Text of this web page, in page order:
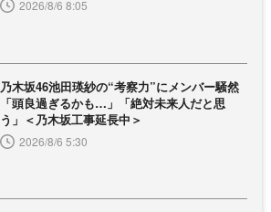
2026/8/6 8:05
乃木坂46池田瑛紗の“考察力”にメンバー騒然
「頭良過ぎるかも…」「絶対未来人だと思
う」＜乃木坂工事延長中＞
2026/8/6 5:30